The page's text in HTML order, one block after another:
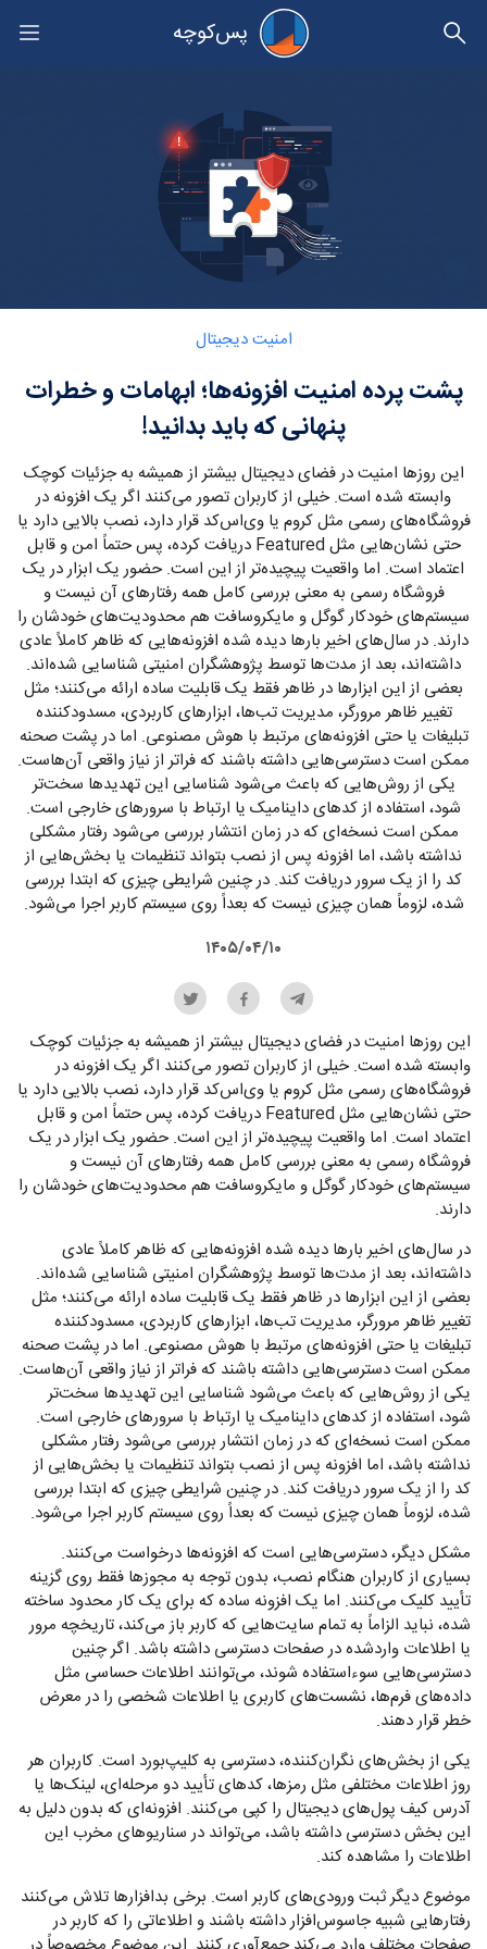
پس‌کوچه
حریم خصوصی
امنیت دیجیتال
پشت پرده امنیت افزونه‌ها؛ ابهامات و خطرات
پنهانی که باید بدانید!
این روزها امنیت در فضای دیجیتال بیشتر از همیشه به جزئیات کوچک
وابسته شده است. خیلی از کاربران تصور می‌کنند اگر یک افزونه در
فروشگاه‌های رسمی مثل کروم یا وی‌اس‌کد قرار دارد، نصب بالایی دارد یا
حتی نشان‌هایی مثل Featured دریافت کرده، پس حتماً امن و قابل
اعتماد است. اما واقعیت پیچیده‌تر از این است. حضور یک ابزار در یک
فروشگاه رسمی به معنی بررسی کامل همه رفتارهای آن نیست و
سیستم‌های خودکار گوگل و مایکروسافت هم محدودیت‌های خودشان را
دارند. در سال‌های اخیر بارها دیده شده افزونه‌هایی که ظاهر کاملاً عادی
داشته‌اند، بعد از مدت‌ها توسط پژوهشگران امنیتی شناسایی شده‌اند.
بعضی از این ابزارها در ظاهر فقط یک قابلیت ساده ارائه می‌کنند؛ مثل
تغییر ظاهر مرورگر، مدیریت تب‌ها، ابزارهای کاربردی، مسدودکننده
تبلیغات یا حتی افزونه‌های مرتبط با هوش مصنوعی. اما در پشت صحنه
ممکن است دسترسی‌هایی داشته باشند که فراتر از نیاز واقعی آن‌هاست.
یکی از روش‌هایی که باعث می‌شود شناسایی این تهدیدها سخت‌تر
شود، استفاده از کدهای داینامیک یا ارتباط با سرورهای خارجی است.
ممکن است نسخه‌ای که در زمان انتشار بررسی می‌شود رفتار مشکلی
نداشته باشد، اما افزونه پس از نصب بتواند تنظیمات یا بخش‌هایی از
کد را از یک سرور دریافت کند. در چنین شرایطی چیزی که ابتدا بررسی
شده، لزوماً همان چیزی نیست که بعداً روی سیستم کاربر اجرا می‌شود.
۱۴۰۵/۰۴/۱۰
این روزها امنیت در فضای دیجیتال بیشتر از همیشه به جزئیات کوچک
وابسته شده است. خیلی از کاربران تصور می‌کنند اگر یک افزونه در
فروشگاه‌های رسمی مثل کروم یا وی‌اس‌کد قرار دارد، نصب بالایی دارد یا
حتی نشان‌هایی مثل Featured دریافت کرده، پس حتماً امن و قابل
اعتماد است. اما واقعیت پیچیده‌تر از این است. حضور یک ابزار در یک
فروشگاه رسمی به معنی بررسی کامل همه رفتارهای آن نیست و
سیستم‌های خودکار گوگل و مایکروسافت هم محدودیت‌های خودشان را
دارند.
در سال‌های اخیر بارها دیده شده افزونه‌هایی که ظاهر کاملاً عادی
داشته‌اند، بعد از مدت‌ها توسط پژوهشگران امنیتی شناسایی شده‌اند.
بعضی از این ابزارها در ظاهر فقط یک قابلیت ساده ارائه می‌کنند؛ مثل
تغییر ظاهر مرورگر، مدیریت تب‌ها، ابزارهای کاربردی، مسدودکننده
تبلیغات یا حتی افزونه‌های مرتبط با هوش مصنوعی. اما در پشت صحنه
ممکن است دسترسی‌هایی داشته باشند که فراتر از نیاز واقعی آن‌هاست.
یکی از روش‌هایی که باعث می‌شود شناسایی این تهدیدها سخت‌تر
شود، استفاده از کدهای داینامیک یا ارتباط با سرورهای خارجی است.
ممکن است نسخه‌ای که در زمان انتشار بررسی می‌شود رفتار مشکلی
نداشته باشد، اما افزونه پس از نصب بتواند تنظیمات یا بخش‌هایی از
کد را از یک سرور دریافت کند. در چنین شرایطی چیزی که ابتدا بررسی
شده، لزوماً همان چیزی نیست که بعداً روی سیستم کاربر اجرا می‌شود.
مشکل دیگر، دسترسی‌هایی است که افزونه‌ها درخواست می‌کنند.
بسیاری از کاربران هنگام نصب، بدون توجه به مجوزها فقط روی گزینه
تأیید کلیک می‌کنند. اما یک افزونه ساده که برای یک کار محدود ساخته
شده، نباید الزاماً به تمام سایت‌هایی که کاربر باز می‌کند، تاریخچه مرور
یا اطلاعات واردشده در صفحات دسترسی داشته باشد. اگر چنین
دسترسی‌هایی سوءاستفاده شوند، می‌توانند اطلاعات حساسی مثل
داده‌های فرم‌ها، نشست‌های کاربری یا اطلاعات شخصی را در معرض
خطر قرار دهند.
یکی از بخش‌های نگران‌کننده، دسترسی به کلیپ‌بورد است. کاربران هر
روز اطلاعات مختلفی مثل رمزها، کدهای تأیید دو مرحله‌ای، لینک‌ها یا
آدرس کیف پول‌های دیجیتال را کپی می‌کنند. افزونه‌ای که بدون دلیل به
این بخش دسترسی داشته باشد، می‌تواند در سناریوهای مخرب این
اطلاعات را مشاهده کند.
موضوع دیگر ثبت ورودی‌های کاربر است. برخی بدافزارها تلاش می‌کنند
رفتارهایی شبیه جاسوس‌افزار داشته باشند و اطلاعاتی را که کاربر در